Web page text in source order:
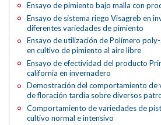
Ensayo de pimiento bajo malla con
Ensayo de sistema riego Visagreb en
diferentes variedades de pimiento
Ensayo de utilización de Polímero
en cultivo de pimiento al aire libre
Ensayo de efectividad del producto
california en invernadero
Demostración del comportamiento de
de floración tardía sobre diversos
Comportamiento de variedades de
cultivo normal e intensivo